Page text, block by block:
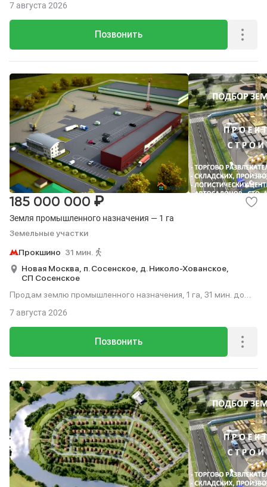
Позвонить
7 августа 2026
Земля промышленного назначения — 1 га
Земельные участки
185 000 000 ₽
Прокшино 31 мин.
Новая Москва, п. Сосенское, д. Николо-Хованское,
СП Сосенское
Продам землю промышленного назначения, 1 га, 31 мин. до
Позвонить
7 августа 2026